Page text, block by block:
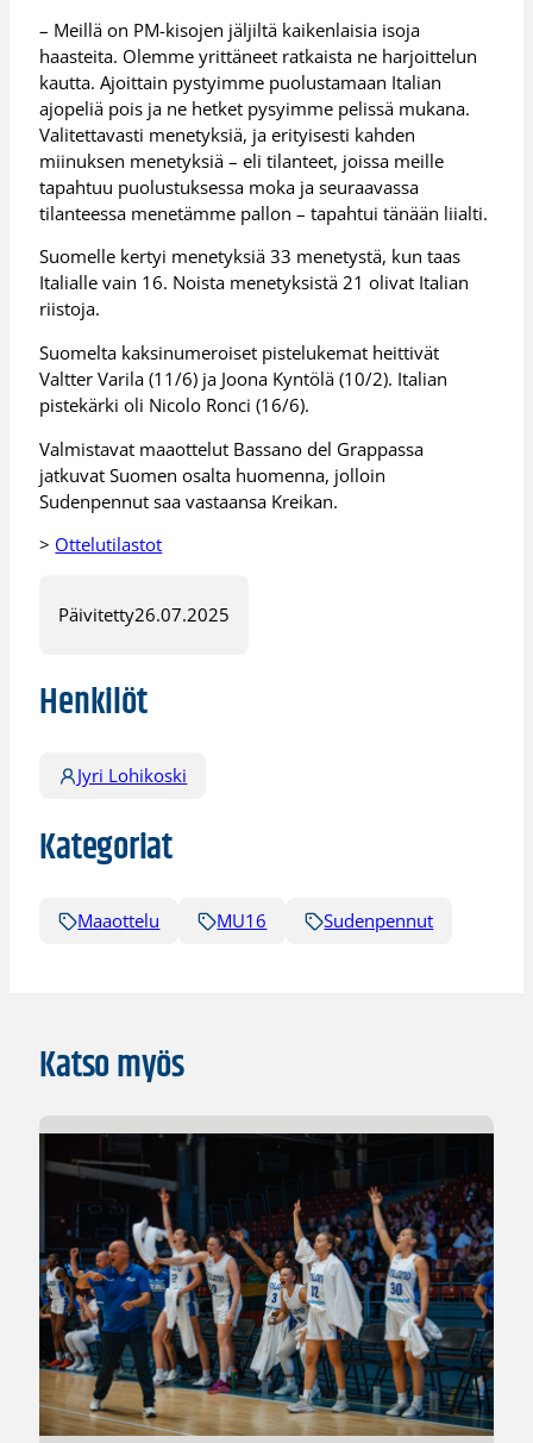
– Meillä on PM-kisojen jäljiltä kaikenlaisia isoja
haasteita. Olemme yrittäneet ratkaista ne harjoittelun
kautta. Ajoittain pystyimme puolustamaan Italian
ajopeliä pois ja ne hetket pysyimme pelissä mukana.
Valitettavasti menetyksiä, ja erityisesti kahden
miinuksen menetyksiä – eli tilanteet, joissa meille
tapahtuu puolustuksessa moka ja seuraavassa
tilanteessa menetämme pallon – tapahtui tänään liialti.
Suomelle kertyi menetyksiä 33 menetystä, kun taas
Italialle vain 16. Noista menetyksistä 21 olivat Italian
riistoja.
Suomelta kaksinumeroiset pistelukemat heittivät
Valtter Varila (11/6) ja Joona Kyntölä (10/2). Italian
pistekärki oli Nicolo Ronci (16/6).
Valmistavat maaottelut Bassano del Grappassa
jatkuvat Suomen osalta huomenna, jolloin
Sudenpennut saa vastaansa Kreikan.
> Ottelutilastot
Päivitetty26.07.2025
Henkilöt
Jyri Lohikoski
Kategoriat
Maaottelu MU16 Sudenpennut
Katso myös